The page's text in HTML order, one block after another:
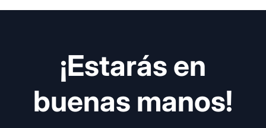
¡Estarás en
buenas manos!